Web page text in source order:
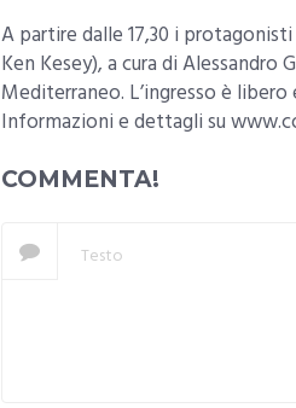
A partire dalle 17,30 i
Ken Kesey), a cura di
Mediterraneo. L’ingresso è
Informazioni e dettagli su
COMMENTA!